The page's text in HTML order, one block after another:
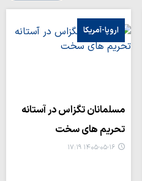
اروپا-آمریکا
مسلمانان تگزاس در آستانه
تحریم های سخت
۱۴۰۵-۰۵-۱۶ ۱۷:۱۹